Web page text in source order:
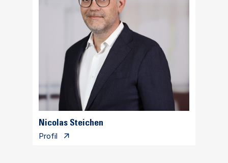
Nicolas Steichen
Profil